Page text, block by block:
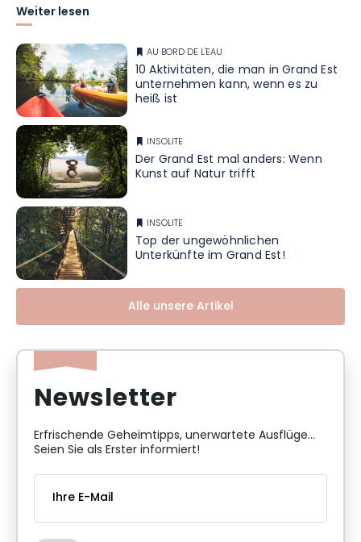
Weiter lesen
AU BORD DE L'EAU
10 Aktivitäten, die man in Grand Est
unternehmen kann, wenn es zu
heiß ist
INSOLITE
Der Grand Est mal anders: Wenn
Kunst auf Natur trifft
INSOLITE
Top der ungewöhnlichen
Unterkünfte im Grand Est!
Alle unsere Artikel
Newsletter
Erfrischende Geheimtipps, unerwartete Ausflüge...
Seien Sie als Erster informiert!